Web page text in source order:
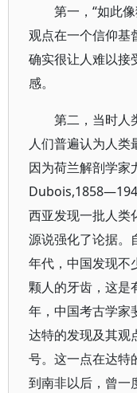
第一，“如此
观点在一个信仰基
确实很让人难以接
感。
第二，当时人
人们普遍认为人类
因为荷兰解剖学家
西亚发现一批人类
源说强化了论据。
年代，中国发现不
颗人的牙齿，这是
年，中国考古学家
达特的发现及其观
号。这一点在达特
到南非以后，曾一